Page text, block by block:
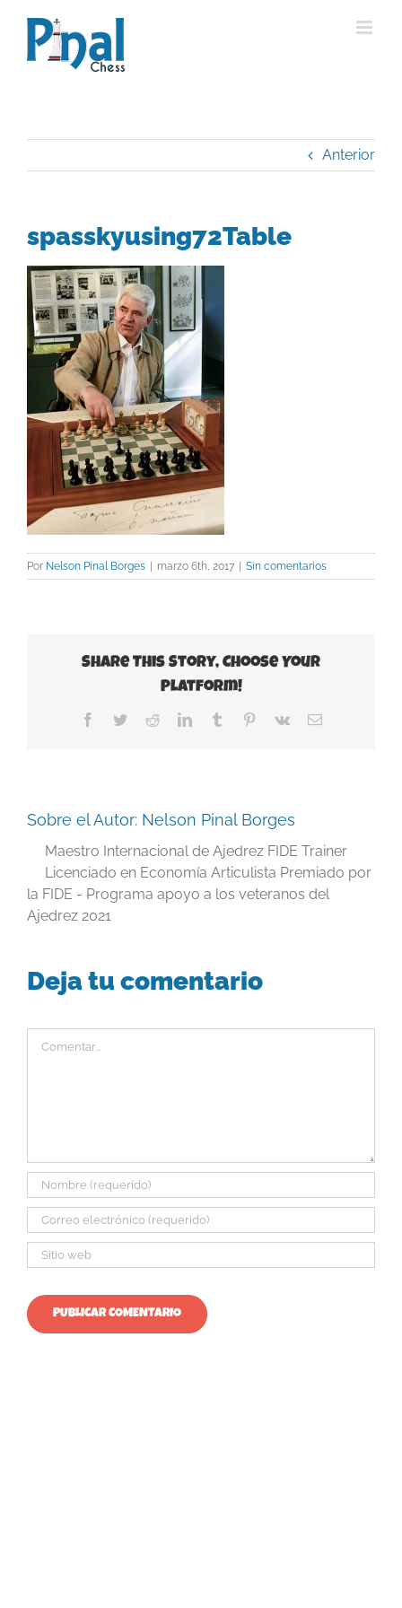
contenido
Anterior
spasskyusing72Table
Por Nelson Pinal Borges | marzo 6th, 2017 | Sin comentarios
Share This Story, Choose Your
Platform!
Facebook
TwitterRedditLinkedInTumblr Pinterest
Vk
Correo
Sobre el Autor: Nelson Pinal Borges
Maestro Internacional de Ajedrez FIDE Trainer
Licenciado en Economía Articulista Premiado por
la FIDE - Programa apoyo a los veteranos del
Ajedrez 2021
Deja tu comentario